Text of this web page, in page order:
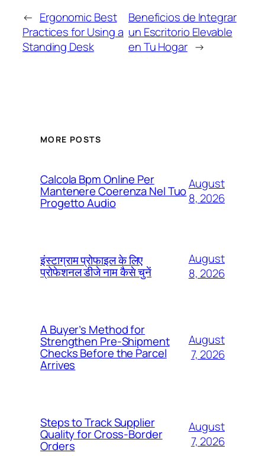
← Ergonomic Best
Practices for Using a
Standing Desk
Beneficios de Integrar
un Escritorio Elevable
en Tu Hogar →
MORE POSTS
Calcola Bpm Online Per
Mantenere Coerenza Nel Tuo
Progetto Audio
August
8, 2026
इंस्टाग्राम प्रोफाइल के लिए
प्रोफेशनल डीजे नाम कैसे चुनें
August
8, 2026
A Buyer’s Method for
Strengthen Pre-Shipment
Checks Before the Parcel
Arrives
August
7, 2026
Steps to Track Supplier
Quality for Cross-Border
Orders
August
7, 2026